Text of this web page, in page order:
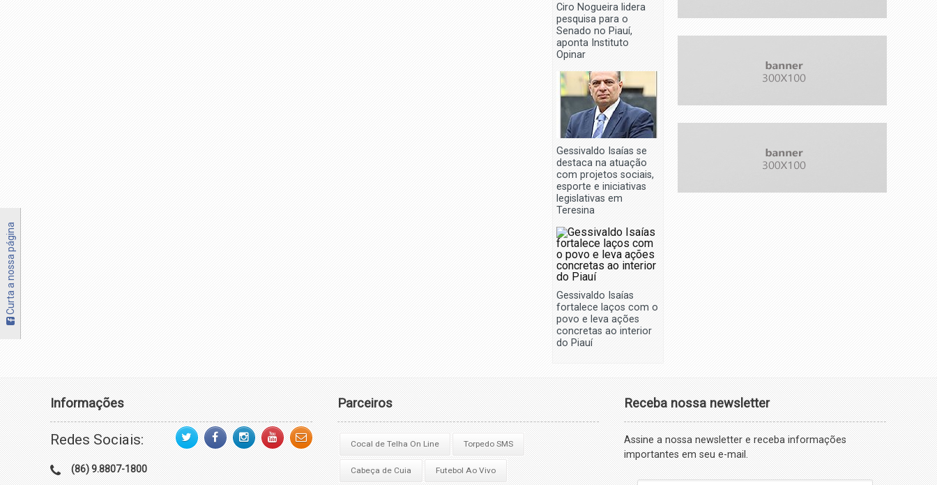
Curta a nossa página
Ciro Nogueira lidera
pesquisa para o
Senado no Piauí,
aponta Instituto
Opinar
Gessivaldo Isaías se
destaca na atuação
com projetos sociais,
esporte e iniciativas
legislativas em
Teresina
Gessivaldo Isaías
fortalece laços com o
povo e leva ações
concretas ao interior
do Piauí
Informações
Redes Sociais:
(86) 9.8807-1800
Parceiros
Cocal de Telha On Line Torpedo SMS
Cabeça de Cuia Futebol Ao Vivo
Receba nossa newsletter
Assine a nossa newsletter e receba informações
importantes em seu e-mail.